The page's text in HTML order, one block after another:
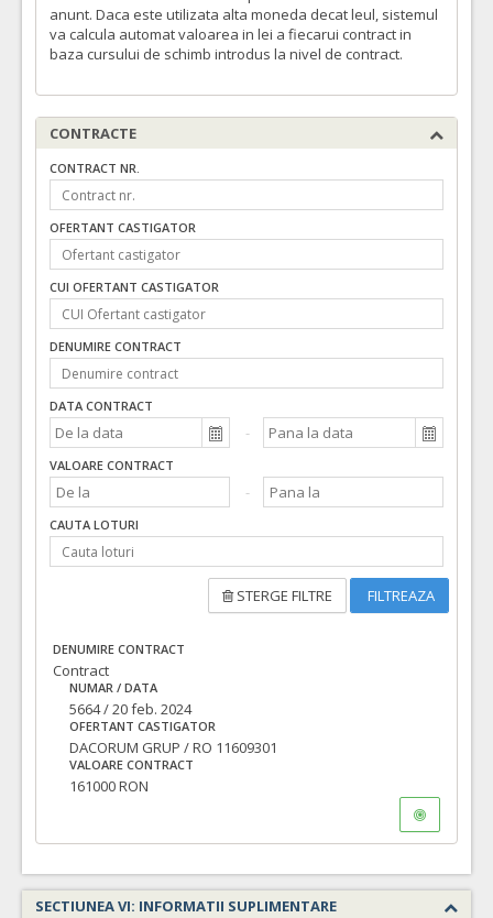
anunt. Daca este utilizata alta moneda decat leul, sistemul
va calcula automat valoarea in lei a fiecarui contract in
baza cursului de schimb introdus la nivel de contract.
CONTRACTE
CONTRACT NR.
OFERTANT CASTIGATOR
CUI OFERTANT CASTIGATOR
DENUMIRE CONTRACT
DATA CONTRACT
VALOARE CONTRACT
CAUTA LOTURI
STERGE FILTRE FILTREAZA
DENUMIRE CONTRACT
Contract
NUMAR / DATA
5664 / 20 feb. 2024
OFERTANT CASTIGATOR
DACORUM GRUP / RO 11609301
VALOARE CONTRACT
161000 RON
SECTIUNEA VI: INFORMATII SUPLIMENTARE